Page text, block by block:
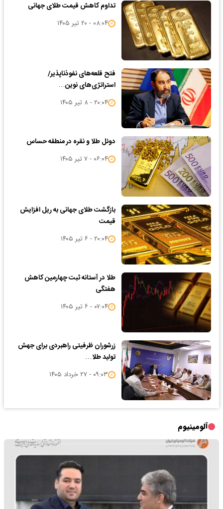
تداوم کاهش قیمت طلای جهانی
۰۸:۰۴ - ۲۰ تیر ۱۴۰۵
فتح قلعه‌های نفوذناپذیر/
️استراتژی‌های نوین…
۲۰:۰۴ - ۸ تیر ۱۴۰۵
دوئل طلا و نقره در منطقه حساس
۰۶:۰۴ - ۷ تیر ۱۴۰۵
بازگشت طلای جهانی به ریل افزایش
قیمت
۲۰:۰۴ - ۶ تیر ۱۴۰۵
طلا در آستانه ثبت چهارمین کاهش
هفتگی
۰۷:۰۴ - ۶ تیر ۱۴۰۵
زرشوران ظرفیتی راهبردی برای جهش
تولید طلا…
۰۹:۰۳ - ۲۷ خرداد ۱۴۰۵
آلومینیوم